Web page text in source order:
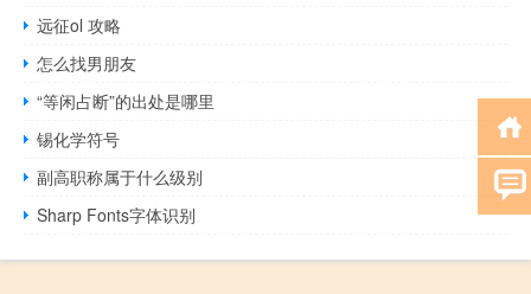
远征ol 攻略
怎么找男朋友
“等闲占断”的出处是哪里
锡化学符号
副高职称属于什么级别
Sharp Fonts字体识别